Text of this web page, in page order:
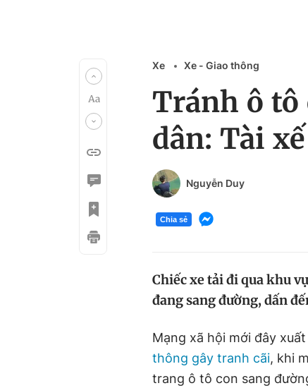
Xe Xe - Giao thông
Tránh ô tô
dân: Tài
Nguyễn Duy
Chia sẻ
Chiếc xe tải đi qua khu
đang sang đường, dấn
Mạng xã hội mới đây
thông gây tranh cãi, khi
trang ô tô con sang